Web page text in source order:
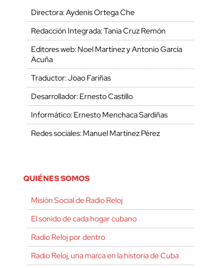
Directora: Aydenis Ortega Che
Redacción Integrada: Tania Cruz Remón
Editores web: Noel Martínez y Antonio García
Acuña
Traductor: Joao Fariñas
Desarrollador: Ernesto Castillo
Informático: Ernesto Menchaca Sardiñas
Redes sociales: Manuel Martínez Pérez
QUIÉNES SOMOS
Misión Social de Radio Reloj
El sonido de cada hogar cubano
Radio Reloj por dentro
Radio Reloj, una marca en la historia de Cuba